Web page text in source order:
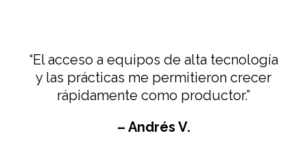
“El acceso a equipos de alta tecnología
y las prácticas me permitieron crecer
rápidamente como productor.”
– Andrés V.